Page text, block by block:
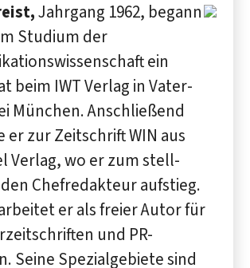
Jahrgang 1962, begann
Studium der
ein
beim IWT Verlag in Vater­­
München. Anschließend
er zur Zeitschrift WIN aus
Verlag, wo er zum stell­­
Chef­­redakteur aufstieg.
er als freier Autor für
und PR-
Seine Spezial­­gebiete sind